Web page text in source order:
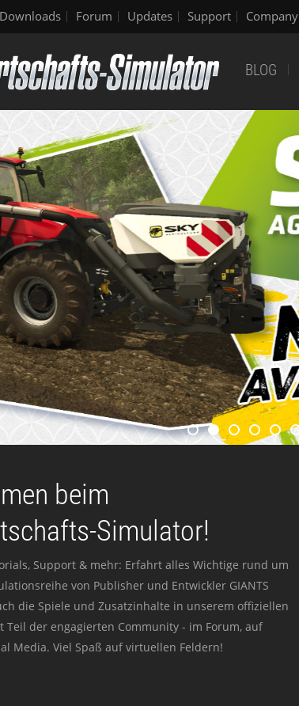
Downloads Forum Updates Support Company
BLOG
beim
Simulator!
Support & mehr: Erfahrt alles Wichtige rund um
von Publisher und Entwickler GIANTS
die Spiele und Zusatzinhalte in unserem offiziellen
Teil der engagierten Community - im Forum, auf
Media. Viel Spaß auf virtuellen Feldern!